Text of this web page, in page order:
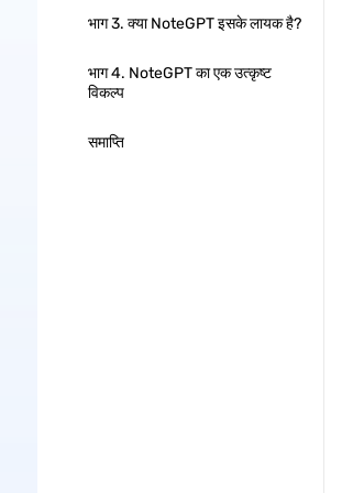
भाग 3. क्या NoteGPT इसके लायक है?
भाग 4. NoteGPT का एक उत्कृष्ट
विकल्प
समाप्ति